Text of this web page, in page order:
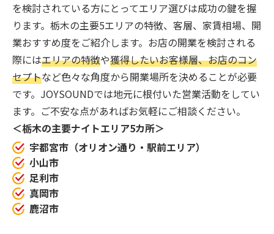
を検討されている方にとってエリア選びは成功の鍵を握
ります。栃木の主要5エリアの特徴、客層、家賃相場、開
業おすすめ度をご紹介します。お店の開業を検討される
際にはエリアの特徴や獲得したいお客様層、お店のコン
セプトなど色々な角度から開業場所を決めることが必要
です。JOYSOUNDでは地元に根付いた営業活動をしてい
ます。ご不安な点があればお気軽にご相談ください。
＜栃木の主要ナイトエリア5カ所＞
宇都宮市（オリオン通り・駅前エリア）
小山市
足利市
真岡市
鹿沼市